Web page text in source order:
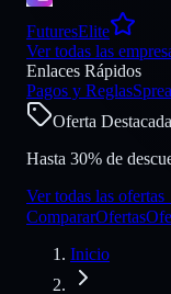
FuturesElite
Ver todas las
Enlaces Rápidos
Pagos y Reglas
Oferta Destacada
Hasta 30% de
Ver todas las ofertas
CompararOfertas
Inicio